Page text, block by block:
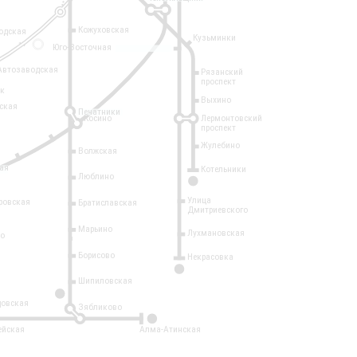
2
14
Кузьминки
Рязанский
проспект
Выхино
Лермонтовский
проспект
Жулебино
Котельники
Кожуховская
Печатники
Волжская
Люблино
Братиславская
Марьино
Борисово
Шипиловская
Зябликово
Алма-Атинская
Улица
Дмитриевского
Лухмановская
Некрасовка
Косино
Юго-Восточная